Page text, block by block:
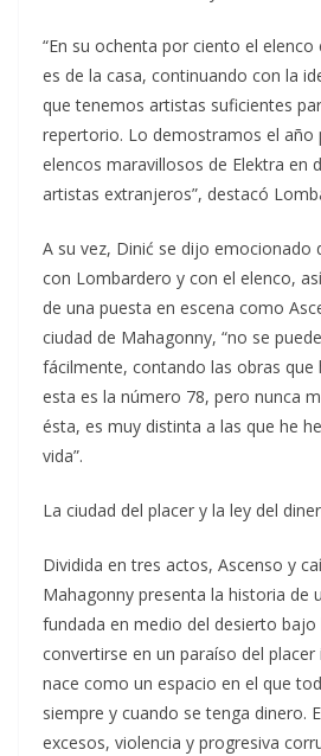
“En su ochenta por ciento el
es de la casa, continuando con la
que tenemos artistas suficientes
repertorio. Lo demostramos el año
elencos maravillosos de Elektra en
artistas extranjeros”, destacó
A su vez, Dinić se dijo emocionado
con Lombardero y con el elenco,
de una puesta en escena como
ciudad de Mahagonny, “no se
fácilmente, contando las obras que
esta es la número 78, pero nunca
ésta, es muy distinta a las que he
vida”.
La ciudad del placer y la ley del
Dividida en tres actos, Ascenso y
Mahagonny presenta la historia de
fundada en medio del desierto bajo
convertirse en un paraíso del
nace como un espacio en el que
siempre y cuando se tenga dinero.
excesos, violencia y progresiva